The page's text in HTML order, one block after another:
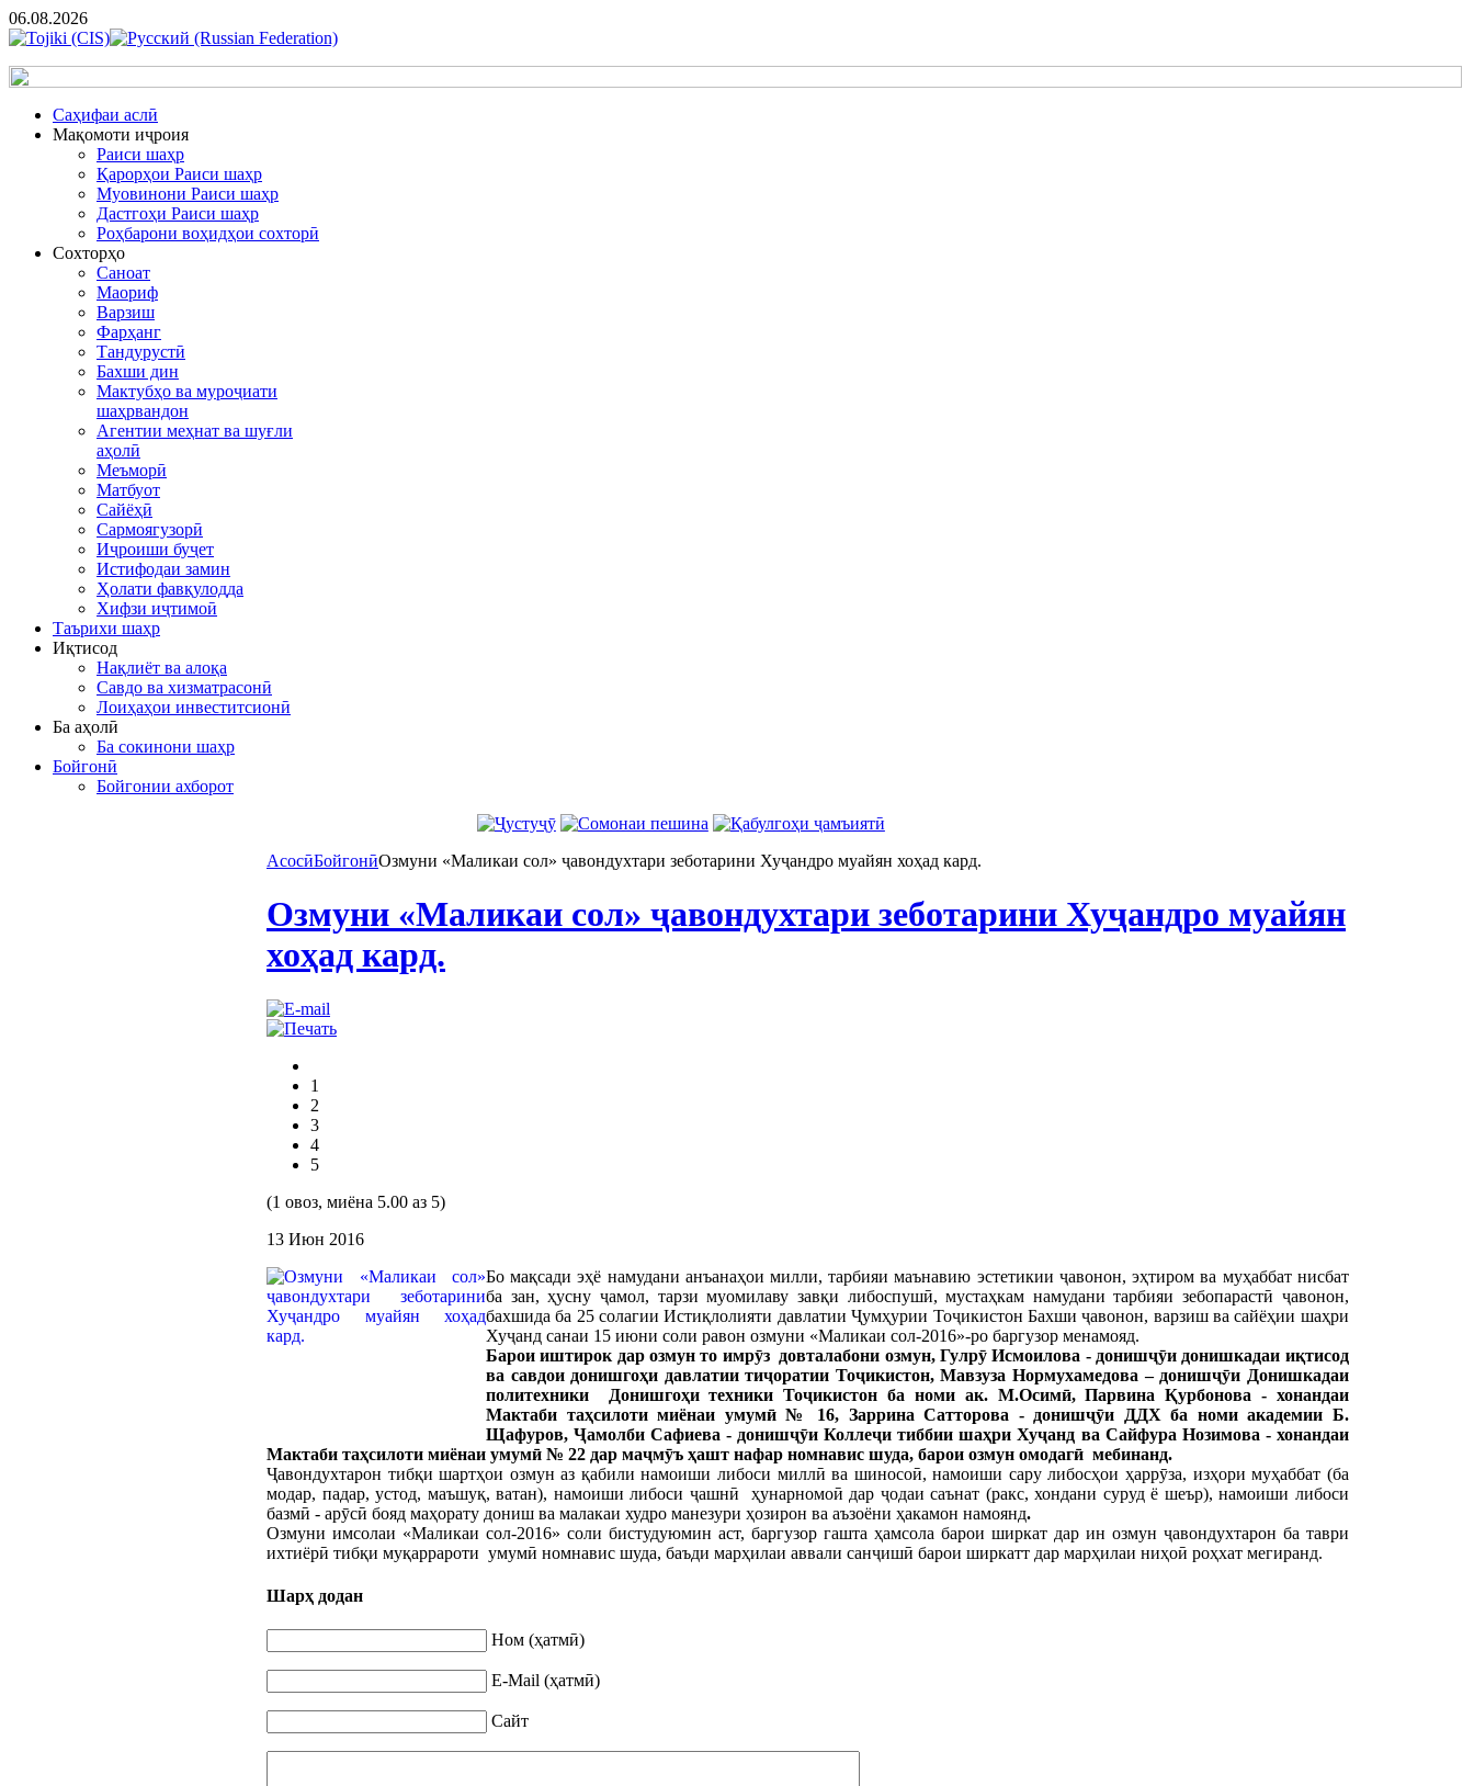
06.08.2026
Cаҳифаи аслӣ
Мақомоти иҷроия
Раиси шаҳр
Қарорҳои Раиси шаҳр
Муовинони Раиси шаҳр
Дастгоҳи Раиси шаҳр
Роҳбарони воҳидҳои сохторӣ
Сохторҳо
Саноат
Маориф
Варзиш
Фарҳанг
Тандурустӣ
Бахши дин
Мактубҳо ва муроҷиати
шаҳрвандон
Агентии меҳнат ва шуғли
аҳолӣ
Меъморӣ
Матбуот
Сайёҳӣ
Сармоягузорӣ
Иҷроиши буҷет
Истифодаи замин
Ҳолати фавқулодда
Хифзи иҷтимоӣ
Таърихи шаҳр
Иқтисод
Нақлиёт ва алоқа
Савдо ва хизматрасонӣ
Лоиҳаҳои инвеститсионӣ
Ба аҳолӣ
Ба сокинони шаҳр
Бойгонӣ
Бойгонии ахборот
АсосӣБойгонӣОзмуни «Маликаи сол» ҷавондухтари зеботарини Хуҷандро муайян хоҳад кард.
Озмуни «Маликаи сол» ҷавондухтари зеботарини Хуҷандро муайян
хоҳад кард.
1
2
3
4
5
(1 овоз, миёна 5.00 аз 5)
13 Июн 2016
Бо мақсади эҳё намудани анъанаҳои милли, тарбияи маънавию эстетикии ҷавонон, эҳтиром ва муҳаббат нисбат
ба зан, ҳусну ҷамол, тарзи муомилаву завқи либоспушӣ, мустаҳкам намудани тарбияи зебопарастӣ ҷавонон,
бахшида ба 25 солагии Истиқлолияти давлатии Ҷумҳурии Тоҷикистон Бахши ҷавонон, варзиш ва сайёҳии шаҳри
Хуҷанд санаи 15 июни соли равон озмуни «Маликаи сол-2016»-ро баргузор менамояд.
Барои иштирок дар озмун то имрӯз довталабони озмун, Гулрӯ Исмоилова - донишҷӯи донишкадаи иқтисод
ва савдои донишгоҳи давлатии тиҷоратии Тоҷикистон, Мавзуза Нормухамедова – донишҷӯи Донишкадаи
политехники Донишгоҳи техники Тоҷикистон ба номи ак. М.Осимӣ, Парвина Қурбонова - хонандаи
Мактаби таҳсилоти миёнаи умумӣ № 16, Заррина Сатторова - донишҷӯи ДДХ ба номи академии Б.
Щафуров, Ҷамолби Сафиева - донишҷӯи Коллеҷи тиббии шаҳри Хуҷанд ва Сайфура Нозимова - хонандаи
Мактаби таҳсилоти миёнаи умумӣ № 22 дар маҷмӯъ ҳашт нафар номнавис шуда, барои озмун омодагӣ мебинанд.
Ҷавондухтарон тибқи шартҳои озмун аз қабили намоиши либоси миллӣ ва шиносоӣ, намоиши сару либосҳои ҳаррӯза, изҳори муҳаббат (ба
модар, падар, устод, маъшуқ, ватан), намоиши либоси ҷашнӣ ҳунарномоӣ дар ҷодаи саънат (ракс, хондани суруд ё шеър), намоиши либоси
базмӣ - арӯсӣ бояд маҳорату дониш ва малакаи худро манезури ҳозирон ва аъзоёни ҳакамон намоянд.
Озмуни имсолаи «Маликаи сол-2016» соли бистудуюмин аст, баргузор гашта ҳамсола барои ширкат дар ин озмун ҷавондухтарон ба таври
ихтиёрӣ тибқи муқаррароти умумӣ номнавис шуда, баъди марҳилаи аввали санҷишӣ барои ширкатт дар марҳилаи ниҳоӣ роҳхат мегиранд.
Шарҳ додан
Ном (ҳатмӣ)
E-Mail (ҳатмӣ)
Сайт